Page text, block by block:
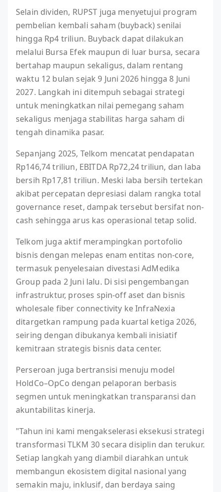
Selain dividen, RUPST juga menyetujui program
pembelian kembali saham (buyback) senilai
hingga Rp4 triliun. Buyback dapat dilakukan
melalui Bursa Efek maupun di luar bursa, secara
bertahap maupun sekaligus, dalam rentang
waktu 12 bulan sejak 9 Juni 2026 hingga 8 Juni
2027. Langkah ini ditempuh sebagai strategi
untuk meningkatkan nilai pemegang saham
sekaligus menjaga stabilitas harga saham di
tengah dinamika pasar.
Sepanjang 2025, Telkom mencatat pendapatan
Rp146,74 triliun, EBITDA Rp72,24 triliun, dan laba
bersih Rp17,81 triliun. Meski laba bersih tertekan
akibat percepatan depresiasi dalam rangka total
governance reset, dampak tersebut bersifat non-
cash sehingga arus kas operasional tetap solid.
Telkom juga aktif merampingkan portofolio
bisnis dengan melepas enam entitas non-core,
termasuk penyelesaian divestasi AdMedika
Group pada 2 Juni lalu. Di sisi pengembangan
infrastruktur, proses spin-off aset dan bisnis
wholesale fiber connectivity ke InfraNexia
ditargetkan rampung pada kuartal ketiga 2026,
seiring dengan dibukanya kembali inisiatif
kemitraan strategis bisnis data center.
Perseroan juga bertransisi menuju model
HoldCo–OpCo dengan pelaporan berbasis
segmen untuk meningkatkan transparansi dan
akuntabilitas kinerja.
"Tahun ini kami mengakselerasi eksekusi strategi
transformasi TLKM 30 secara disiplin dan terukur.
Setiap langkah yang diambil diarahkan untuk
membangun ekosistem digital nasional yang
semakin maju, inklusif, dan berdaya saing